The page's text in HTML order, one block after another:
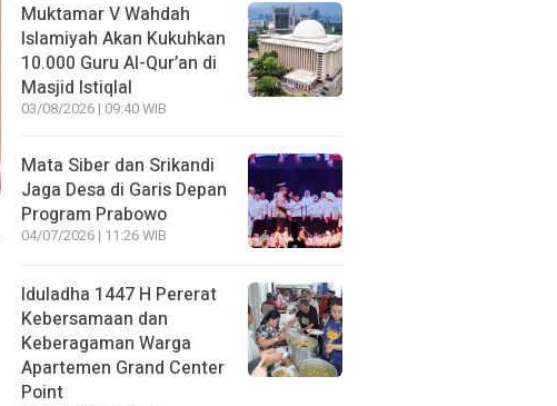
Muktamar V Wahdah
Islamiyah Akan Kukuhkan
10.000 Guru Al-Qur’an di
Masjid Istiqlal
03/08/2026 | 09:40 WIB
Mata Siber dan Srikandi
Jaga Desa di Garis Depan
Program Prabowo
04/07/2026 | 11:26 WIB
Iduladha 1447 H Pererat
Kebersamaan dan
Keberagaman Warga
Apartemen Grand Center
Point